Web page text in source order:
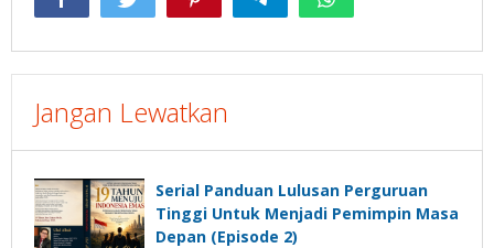
Jangan Lewatkan
Serial Panduan Lulusan Perguruan
Tinggi Untuk Menjadi Pemimpin Masa
Depan (Episode 2)